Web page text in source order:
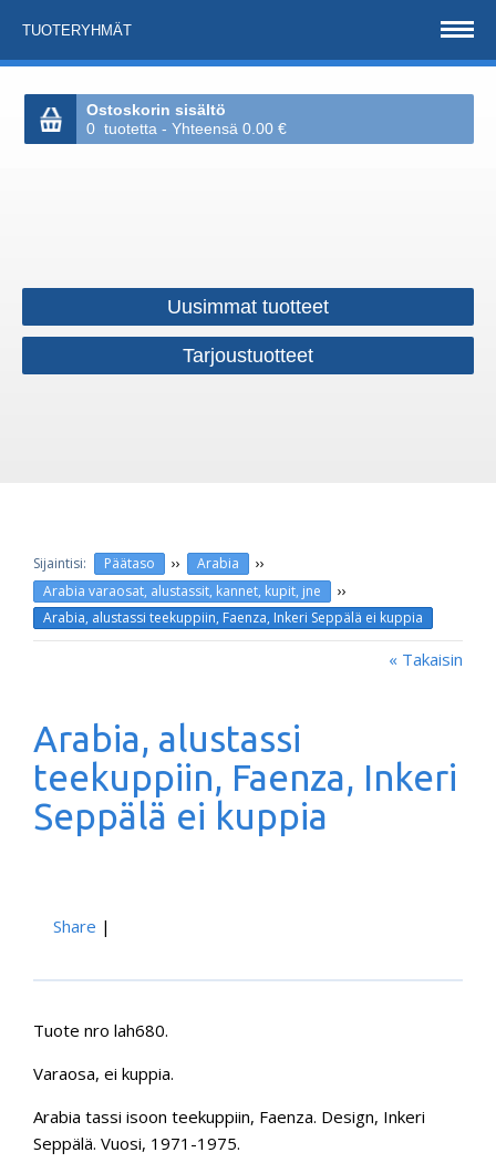
TUOTERYHMÄT
Ostoskorin sisältö
0 tuotetta - Yhteensä 0.00 €
Uusimmat tuotteet
Tarjoustuotteet
Päätaso ›› Arabia ››
Arabia varaosat, alustassit, kannet, kupit, jne ››
Arabia, alustassi teekuppiin, Faenza, Inkeri Seppälä ei kuppia
« Takaisin
Arabia, alustassi
teekuppiin, Faenza, Inkeri
Seppälä ei kuppia
Share |
Tuote nro lah680.
Varaosa, ei kuppia.
Arabia tassi isoon teekuppiin, Faenza. Design, Inkeri
Seppälä. Vuosi, 1971-1975.